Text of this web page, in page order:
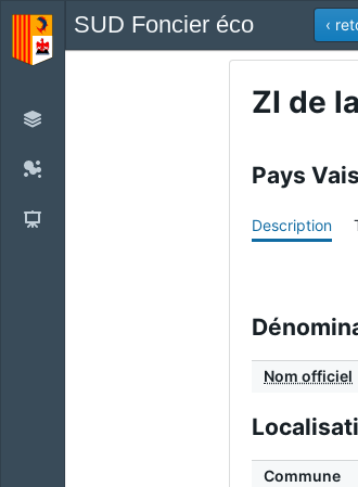
SUD Foncier éco ‹
ZI de
Pays
Description
Nom officiel
Commune